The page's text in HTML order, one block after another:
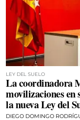
LEY DEL SUELO
La coordinadora
movilizaciones en
la nueva Ley del
DIEGO DOMINGO